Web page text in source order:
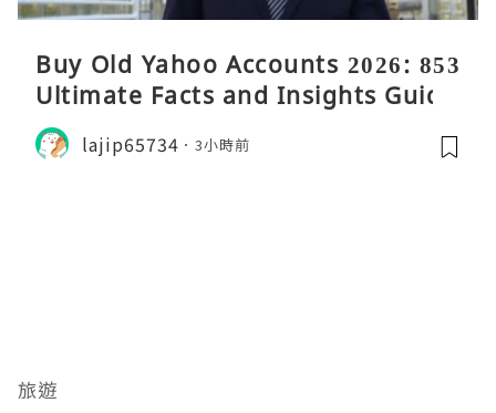
Buy Old Yahoo Accounts 2026: 853
Ultimate Facts and Insights Guide
lajip65734 3小時前
旅遊